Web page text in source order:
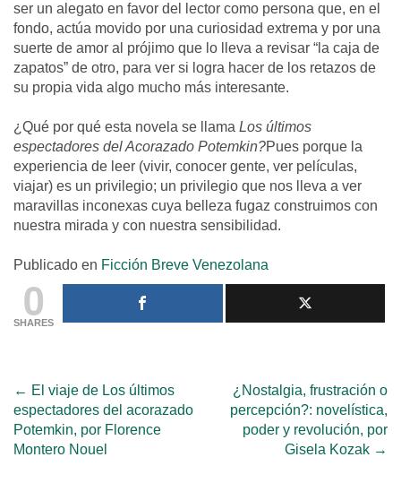
ser un alegato en favor del lector como persona que, en el
fondo, actúa movido por una curiosidad extrema y por una
suerte de amor al prójimo que lo lleva a revisar “la caja de
zapatos” de otro, para ver si logra hacer de los retazos de
su propia vida algo mucho más interesante.
¿Qué por qué esta novela se llama Los últimos
espectadores del Acorazado Potemkin?Pues porque la
experiencia de leer (vivir, conocer gente, ver películas,
viajar) es un privilegio; un privilegio que nos lleva a ver
maravillas inconexas cuya belleza fugaz construimos con
nuestra mirada y con nuestra sensibilidad.
Publicado en Ficción Breve Venezolana
0
SHARES
Post
navigation
← El viaje de Los últimos
espectadores del acorazado
Potemkin, por Florence
Montero Nouel
¿Nostalgia, frustración o
percepción?: novelística,
poder y revolución, por
Gisela Kozak →